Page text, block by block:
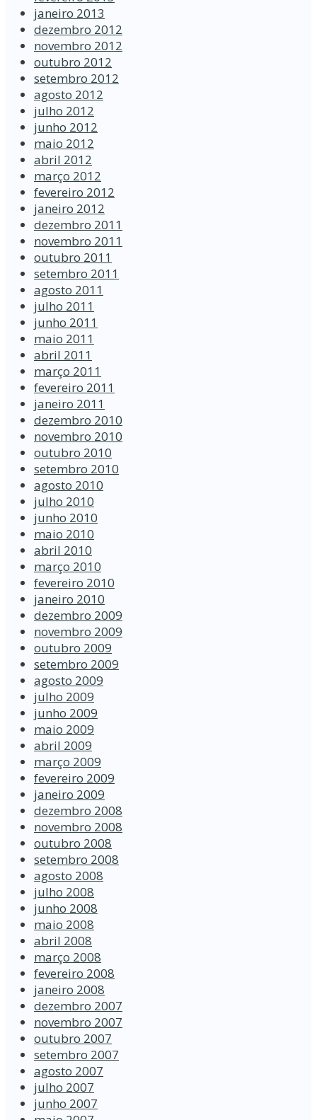
janeiro 2013
dezembro 2012
novembro 2012
outubro 2012
setembro 2012
agosto 2012
julho 2012
junho 2012
maio 2012
abril 2012
março 2012
fevereiro 2012
janeiro 2012
dezembro 2011
novembro 2011
outubro 2011
setembro 2011
agosto 2011
julho 2011
junho 2011
maio 2011
abril 2011
março 2011
fevereiro 2011
janeiro 2011
dezembro 2010
novembro 2010
outubro 2010
setembro 2010
agosto 2010
julho 2010
junho 2010
maio 2010
abril 2010
março 2010
fevereiro 2010
janeiro 2010
dezembro 2009
novembro 2009
outubro 2009
setembro 2009
agosto 2009
julho 2009
junho 2009
maio 2009
abril 2009
março 2009
fevereiro 2009
janeiro 2009
dezembro 2008
novembro 2008
outubro 2008
setembro 2008
agosto 2008
julho 2008
junho 2008
maio 2008
abril 2008
março 2008
fevereiro 2008
janeiro 2008
dezembro 2007
novembro 2007
outubro 2007
setembro 2007
agosto 2007
julho 2007
junho 2007